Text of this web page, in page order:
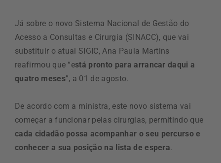
Já sobre o novo Sistema Nacional de Gestão do
Acesso a Consultas e Cirurgia (SINACC), que vai
substituir o atual SIGIC, Ana Paula Martins
reafirmou que “está pronto para arrancar daqui a
quatro meses”, a 01 de agosto.
De acordo com a ministra, este novo sistema vai
começar a funcionar pelas cirurgias, permitindo que
cada cidadão possa acompanhar o seu percurso e
conhecer a sua posição na lista de espera.